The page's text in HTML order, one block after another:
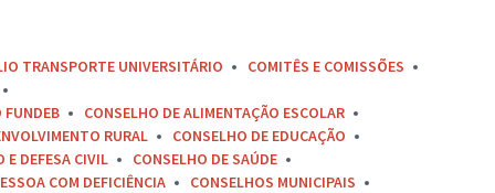
TRANSPORTE UNIVERSITÁRIO
COMITÊS E COMISSÕES
FUNDEB
CONSELHO DE ALIMENTAÇÃO ESCOLAR
RURAL
CONSELHO DE EDUCAÇÃO
E DEFESA CIVIL
CONSELHO DE SAÚDE
COM DEFICIÊNCIA
CONSELHOS MUNICIPAIS